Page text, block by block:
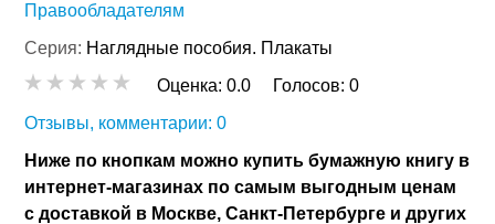
Правообладателям
Серия: Наглядные пособия. Плакаты
Оценка:0.0 Голосов:0
Отзывы, комментарии: 0
Ниже по кнопкам можно купить бумажную книгу в
интернет-магазинах по самым выгодным ценам
с доставкой в Москве, Санкт-Петербурге и других